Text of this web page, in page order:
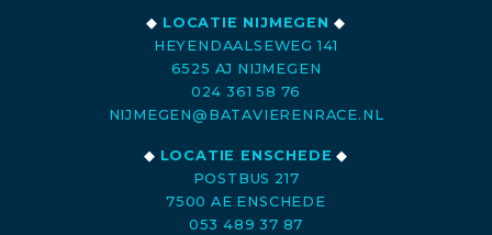
◆ LOCATIE NIJMEGEN ◆
HEYENDAALSEWEG 141
6525 AJ NIJMEGEN
024 361 58 76
NIJMEGEN@BATAVIERENRACE.NL
◆ LOCATIE ENSCHEDE ◆
POSTBUS 217
7500 AE ENSCHEDE
053 489 37 87